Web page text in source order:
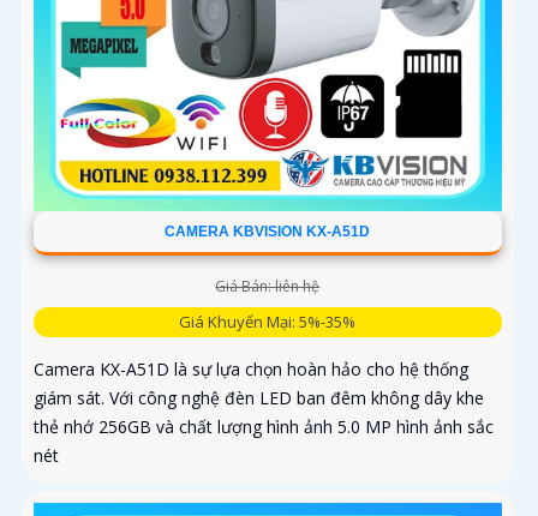
CAMERA KBVISION KX-A51D
Giá Bán: liên hệ
Giá Khuyến Mại: 5%-35%
Camera KX-A51D là sự lựa chọn hoàn hảo cho hệ thống
giám sát. Với công nghệ đèn LED ban đêm không dây khe
thẻ nhớ 256GB và chất lượng hình ảnh 5.0 MP hình ảnh sắc
nét